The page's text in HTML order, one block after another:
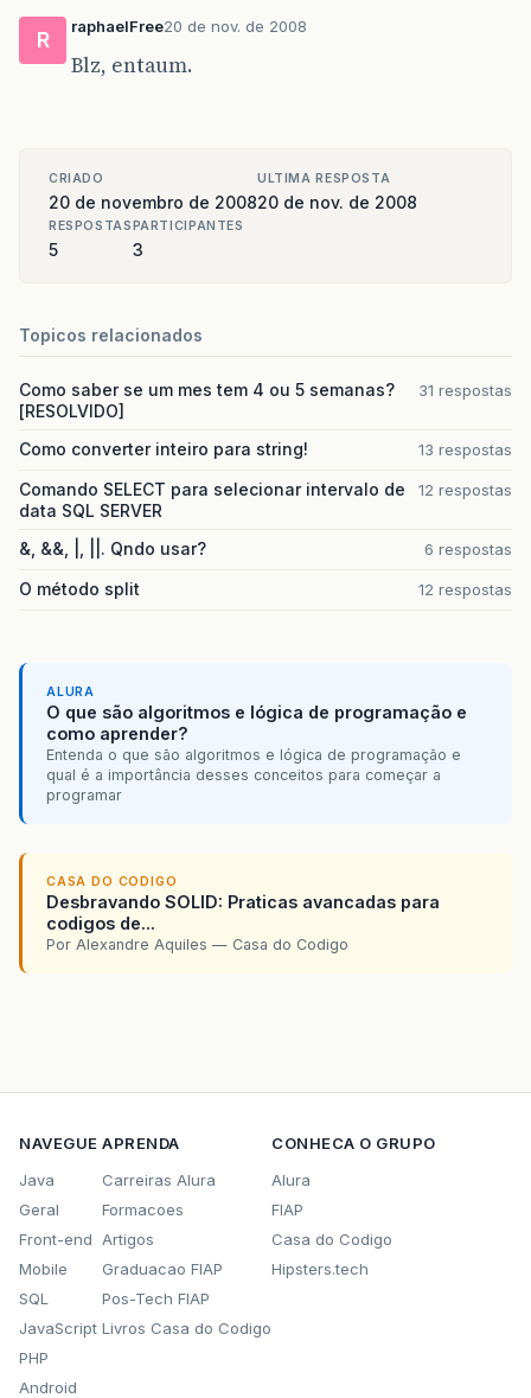
R
raphaelFree20 de nov. de 2008
Blz, entaum.
CRIADO
20 de novembro de 2008
ULTIMA RESPOSTA
20 de nov. de 2008
RESPOSTAS
5
PARTICIPANTES
3
Topicos relacionados
Como saber se um mes tem 4 ou 5 semanas?
[RESOLVIDO]
31 respostas
Como converter inteiro para string! 13 respostas
Comando SELECT para selecionar intervalo de
data SQL SERVER
12 respostas
&, &&, |, ||. Qndo usar? 6 respostas
O método split 12 respostas
ALURA
O que são algoritmos e lógica de programação e
como aprender?
Entenda o que são algoritmos e lógica de programação e
qual é a importância desses conceitos para começar a
programar
CASA DO CODIGO
Desbravando SOLID: Praticas avancadas para
codigos de...
Por Alexandre Aquiles — Casa do Codigo
NAVEGUE
Java
Geral
Front-end
Mobile
SQL
JavaScript
PHP
Android
APRENDA
Carreiras Alura
Formacoes
Artigos
Graduacao FIAP
Pos-Tech FIAP
Livros Casa do Codigo
CONHECA O GRUPO
Alura
FIAP
Casa do Codigo
Hipsters.tech